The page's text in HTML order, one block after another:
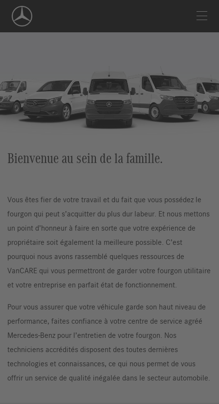
Navigation
Bienvenue au sein de la famille.
Vous êtes fier de votre travail et du fait que vous possédez le
fourgon qui peut s’acquitter du plus dur labeur. Et nous mettons
un point d’honneur à faire en sorte que votre expérience de
propriétaire soit également la meilleure possible. C’est
pourquoi nous avons rassemblé quelques ressources de
VanCARE qui vous permettront de garder votre fourgon utilitaire
et votre entreprise en parfait état de fonctionnement.
Pour vous assurer que votre véhicule garde son haut niveau de
performance, faites confiance à votre centre de service agréé
Mercedes-Benz pour l’entretien de votre fourgon. Nos
techniciens accrédités disposent des toutes dernières
technologies et connaissances, ce qui nous permet de vous
offrir un service de qualité inégalée dans le secteur automobile.